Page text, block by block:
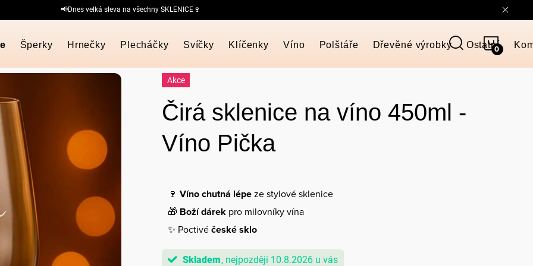
📢Dnes velká sleva na všechny SKLENICE🍷
KOŠÍK
Šperky Hrnečky Plecháčky Svíčky Klíčenky Víno Polštáře Dřevěné výrobky Ostatní
Akce
Čirá sklenice na víno 450ml -
Víno Pička
🍷 Víno chutná lépeze stylové sklenice
🎁 Boží dárek pro milovníky vína
✨ Poctivéčeské sklo
Skladem 10.8.2026